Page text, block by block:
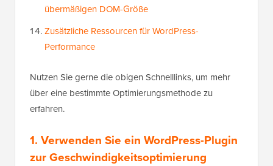
übermäßigen DOM-Größe
Zusätzliche Ressourcen für WordPress-
Performance
Nutzen Sie gerne die obigen Schnelllinks, um mehr
über eine bestimmte Optimierungsmethode zu
erfahren.
1. Verwenden Sie ein WordPress-Plugin
zur Geschwindigkeitsoptimierung